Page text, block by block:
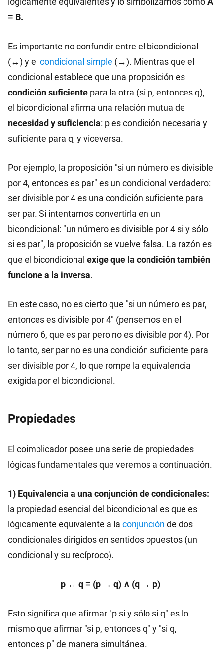
≡ B.
Es importante no confundir entre el bicondicional
(↔) y el condicional simple (→). Mientras que el
condicional establece que una proposición es
condición suficiente para la otra (si p, entonces q),
el bicondicional afirma una relación mutua de
necesidad y suficiencia: p es condición necesaria y
suficiente para q, y viceversa.
Por ejemplo, la proposición "si un número es divisible
por 4, entonces es par" es un condicional verdadero:
ser divisible por 4 es una condición suficiente para
ser par. Si intentamos convertirla en un
bicondicional: "un número es divisible por 4 si y sólo
si es par", la proposición se vuelve falsa. La razón es
que el bicondicional exige que la condición también
funcione a la inversa.
En este caso, no es cierto que "si un número es par,
entonces es divisible por 4" (pensemos en el
número 6, que es par pero no es divisible por 4). Por
lo tanto, ser par no es una condición suficiente para
ser divisible por 4, lo que rompe la equivalencia
exigida por el bicondicional.
Propiedades
El coimplicador posee una serie de propiedades
lógicas fundamentales que veremos a continuación.
1) Equivalencia a una conjunción de condicionales:
la propiedad esencial del bicondicional es que es
lógicamente equivalente a la conjunción de dos
condicionales dirigidos en sentidos opuestos (un
condicional y su recíproco).
p ↔ q ≡ (p → q) ∧ (q → p)
Esto significa que afirmar "p si y sólo si q" es lo
mismo que afirmar "si p, entonces q" y "si q,
entonces p" de manera simultánea.